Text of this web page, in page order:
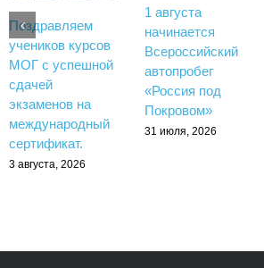
Поздравляем
учеников курсов
МОГ с успешной
сдачей
экзаменов на
международный
сертификат.
3 августа, 2026
1 августа
начинается
Всероссийский
автопробег
«Россия под
Покровом»
31 июля, 2026